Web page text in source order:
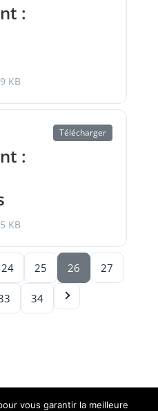
:
KB
:
KB
Télécharger
24 25 26 27
34
vous garantir la meilleure